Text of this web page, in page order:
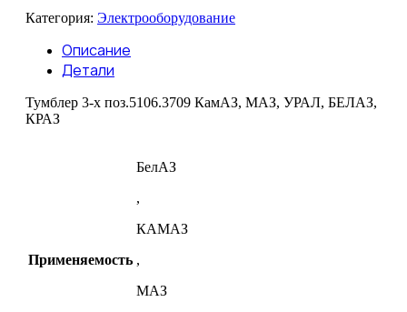
3-
поз.5106.3709
КамАЗ,
УРАЛ,
БЕЛАЗ,
Категория: Электрооборудование
Описание
Детали
Тумблер 3-х поз.5106.3709 КамАЗ, МАЗ, УРАЛ, БЕЛАЗ,
КРАЗ
Применяемость
БелАЗ
,
КАМАЗ
,
МАЗ